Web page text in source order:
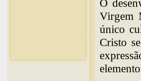
/home/dicionar/public_html/online.php
O
Virgem
único
Cristo